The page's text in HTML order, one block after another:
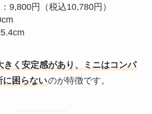
9,800円（税込10,780円）
きく安定感があり、ミニはコンパ
に困らないのが特徴です。